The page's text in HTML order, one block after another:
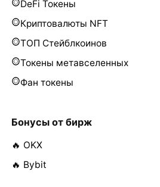
DeFi Токены
Криптовалюты NFT
ТОП Стейблкоинов
Токены метавселенных
Фан токены
Бонусы от бирж
🔥 OKX
🔥 Bybit